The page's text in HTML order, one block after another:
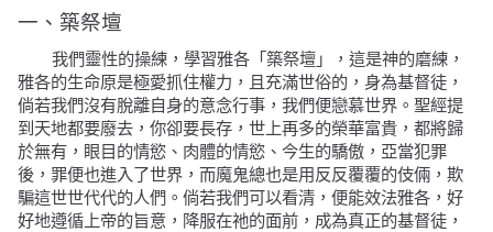
一、築祭壇
我們靈性的操練，學習雅各「築祭壇」，這是神的磨練，
雅各的生命原是極愛抓住權力，且充滿世俗的，身為基督徒，
倘若我們沒有脫離自身的意念行事，我們便戀慕世界。聖經提
到天地都要廢去，你卻要長存，世上再多的榮華富貴，都將歸
於無有，眼目的情慾、肉體的情慾、今生的驕傲，亞當犯罪
後，罪便也進入了世界，而魔鬼總也是用反反覆覆的伎倆，欺
騙這世世代代的人們。倘若我們可以看清，便能效法雅各，好
好地遵循上帝的旨意，降服在祂的面前，成為真正的基督徒，